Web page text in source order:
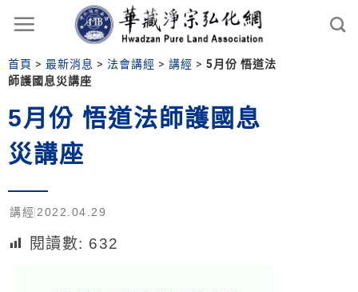
首頁 > 最新消息 > 法會講經 > 講經 > 5月份 悟道法
師護國息災講座
5月份 悟道法師護國息
災講座
講經 2022.04.29
閱讀數: 632